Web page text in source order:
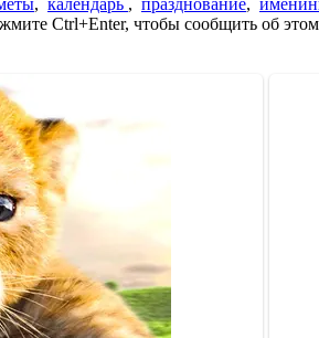
, календарь , празднование,
Ctrl+Enter, чтобы сообщить об